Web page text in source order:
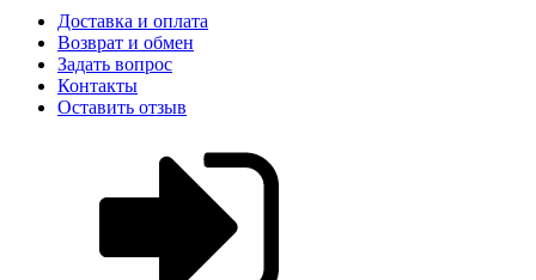
Доставка и оплата
Возврат и обмен
Задать вопрос
Контакты
Оставить отзыв